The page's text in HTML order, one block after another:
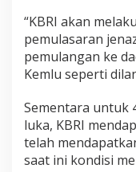
l
a
n
g
k
n
U
a
i
“KBRI akan
pemulasaran
pemulangan ke
Kemlu seperti
Sementara untuk
luka, KBRI
telah
saat ini kondisi